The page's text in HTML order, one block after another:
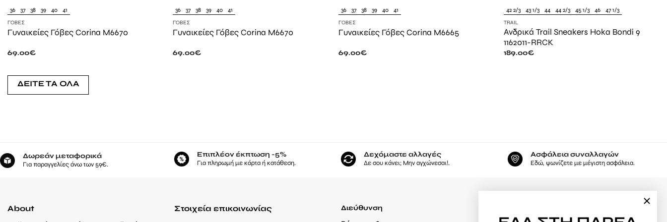
36 37 38 39 40 41
ΓΌΒΕΣ
Γυναικείες Γόβες Corina M6670
69.00€
36 37 38 39 40 41
ΓΌΒΕΣ
Γυναικείες Γόβες Corina M6670
69.00€
36 37 38 39 40 41
ΓΌΒΕΣ
Γυναικείες Γόβες Corina M6665
69.00€
42 2/3 43 1/3 44 44 2/3 45 1/3 46 47 1/3
TRAIL
Ανδρικά Trail Sneakers Hoka Bondi 9
1162011-RRCK
189.00€
ΔΕΙΤΕ ΤΑ ΟΛΑ
Δωρεάν μεταφορικά
Για παραγγελίες άνω των 59€.
Επιπλέον έκπτωση -5%
Για πληρωμή με κάρτα ή κατάθεση.
Δεχόμαστε αλλαγές
Δε σου κάνει; Μην αγχώνεσαι!.
Ασφάλεια συναλλαγών
Εδώ, ψωνίζετε με μέγιστη ασφάλεια.
About
Στοιχεία επικοινωνίας
Διεύθυνση